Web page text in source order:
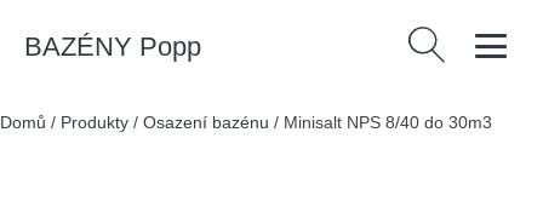
BAZÉNY Popp Vyhledávání
Domů / Produkty / Osazení bazénu / Minisalt NPS 8/40 do 30m3